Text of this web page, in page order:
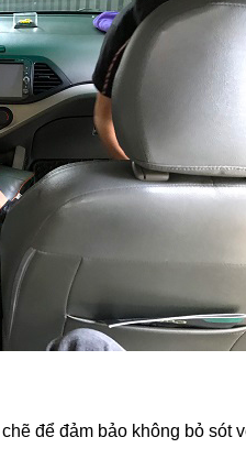
để đảm bảo không bỏ sót